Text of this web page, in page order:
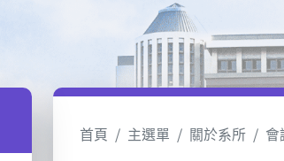
首頁 主選單 關於系所 會